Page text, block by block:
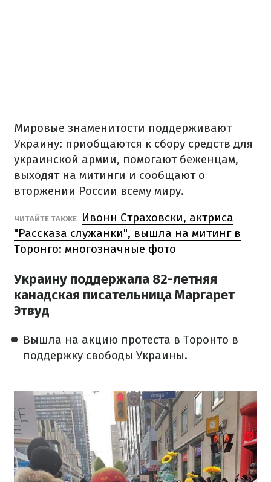
Мировые знаменитости поддерживают
Украину: приобщаются к сбору средств для
украинской армии, помогают беженцам,
выходят на митинги и сообщают о
вторжении России всему миру.
ЧИТАЙТЕ ТАКЖЕ
Ивонн Страховски, актриса
"Рассказа служанки", вышла на митинг в
Торонго: многозначные фото
Украину поддержала 82-летняя
канадская писательница Маргарет
Этвуд
Вышла на акцию протеста в Торонто в
поддержку свободы Украины.